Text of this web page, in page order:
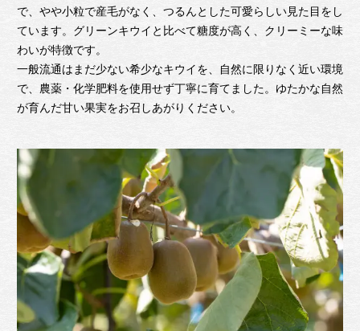
で、やや小粒で産毛がなく、つるんとした可愛らしい見た目をし
ています。グリーンキウイと比べて糖度が高く、クリーミーな味
わいが特徴です。
一般流通はまだ少ない希少なキウイを、自然に限りなく近い環境
で、農薬・化学肥料を使用せず丁寧に育てました。ゆたかな自然
が育んだ甘い果実をお召しあがりください。